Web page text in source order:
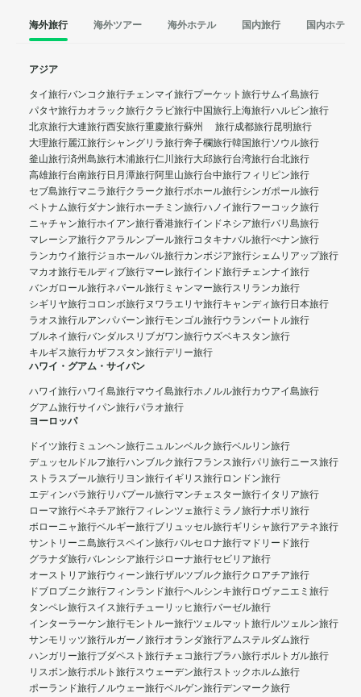
海外旅行 海外ツアー 海外ホテル 国内旅行 国内ホテル
アジア
タイ旅行バンコク旅行チェンマイ旅行プーケット旅行サムイ島旅行
パタヤ旅行カオラック旅行クラビ旅行中国旅行上海旅行ハルビン旅行
北京旅行大連旅行西安旅行重慶旅行蘇州 旅行成都旅行昆明旅行
大理旅行麗江旅行シャングリラ旅行奔子欄旅行韓国旅行ソウル旅行
釜山旅行済州島旅行木浦旅行仁川旅行大邱旅行台湾旅行台北旅行
高雄旅行台南旅行日月潭旅行阿里山旅行台中旅行フィリピン旅行
セブ島旅行マニラ旅行クラーク旅行ボホール旅行シンガポール旅行
ベトナム旅行ダナン旅行ホーチミン旅行ハノイ旅行フーコック旅行
ニャチャン旅行ホイアン旅行香港旅行インドネシア旅行バリ島旅行
マレーシア旅行クアラルンプール旅行コタキナバル旅行ぺナン旅行
ランカウイ旅行ジョホールバル旅行カンボジア旅行シェムリアップ旅行
マカオ旅行モルディブ旅行マーレ旅行インド旅行チェンナイ旅行
バンガロール旅行ネパール旅行 ミャンマー旅行スリランカ旅行
シギリヤ旅行コロンボ旅行ヌワラエリヤ旅行キャンディ旅行日本旅行
ラオス旅行ルアンパバーン旅行モンゴル旅行ウランバートル旅行
ブルネイ旅行バンダルスリブガワン旅行ウズベキスタン旅行
キルギス旅行カザフスタン旅行デリー旅行
ハワイ・グアム・サイパン
ハワイ旅行ハワイ島旅行マウイ島旅行ホノルル旅行カウアイ島旅行
グアム旅行サイパン旅行パラオ旅行
ヨーロッパ
ドイツ旅行 ミュンヘン旅行ニュルンベルク旅行ベルリン旅行
デュッセルドルフ旅行ハンブルク旅行フランス旅行パリ旅行ニース旅行
ストラスブール旅行リヨン旅行イギリス旅行ロンドン旅行
エディンバラ旅行リバプール旅行マンチェスター旅行イタリア旅行
ローマ旅行ベネチア旅行フィレンツェ旅行 ミラノ旅行ナポリ旅行
ボローニャ旅行ベルギー旅行ブリュッセル旅行ギリシャ旅行アテネ旅行
サントリーニ島旅行スペイン旅行バルセロナ旅行マドリード旅行
グラナダ旅行バレンシア旅行ジローナ旅行セビリア旅行
オーストリア旅行ウィーン旅行ザルツブルク旅行クロアチア旅行
ドブロブニク旅行フィンランド旅行ヘルシンキ旅行ロヴァニエミ旅行
タンペレ旅行スイス旅行チューリッヒ旅行バーゼル旅行
インターラーケン旅行モントルー旅行ツェルマット旅行ルツェルン旅行
サンモリッツ旅行ルガーノ旅行オランダ旅行アムステルダム旅行
ハンガリー旅行ブダペスト旅行チェコ旅行プラハ旅行ポルトガル旅行
リスボン旅行ポルト旅行スウェーデン旅行ストックホルム旅行
ポーランド旅行ノルウェー旅行ベルゲン旅行デンマーク旅行